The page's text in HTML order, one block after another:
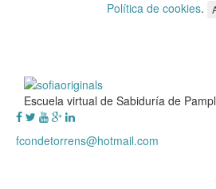
Política de cookies.
Escuela virtual de Sabiduría de
fcondetorrens@hotmail.com